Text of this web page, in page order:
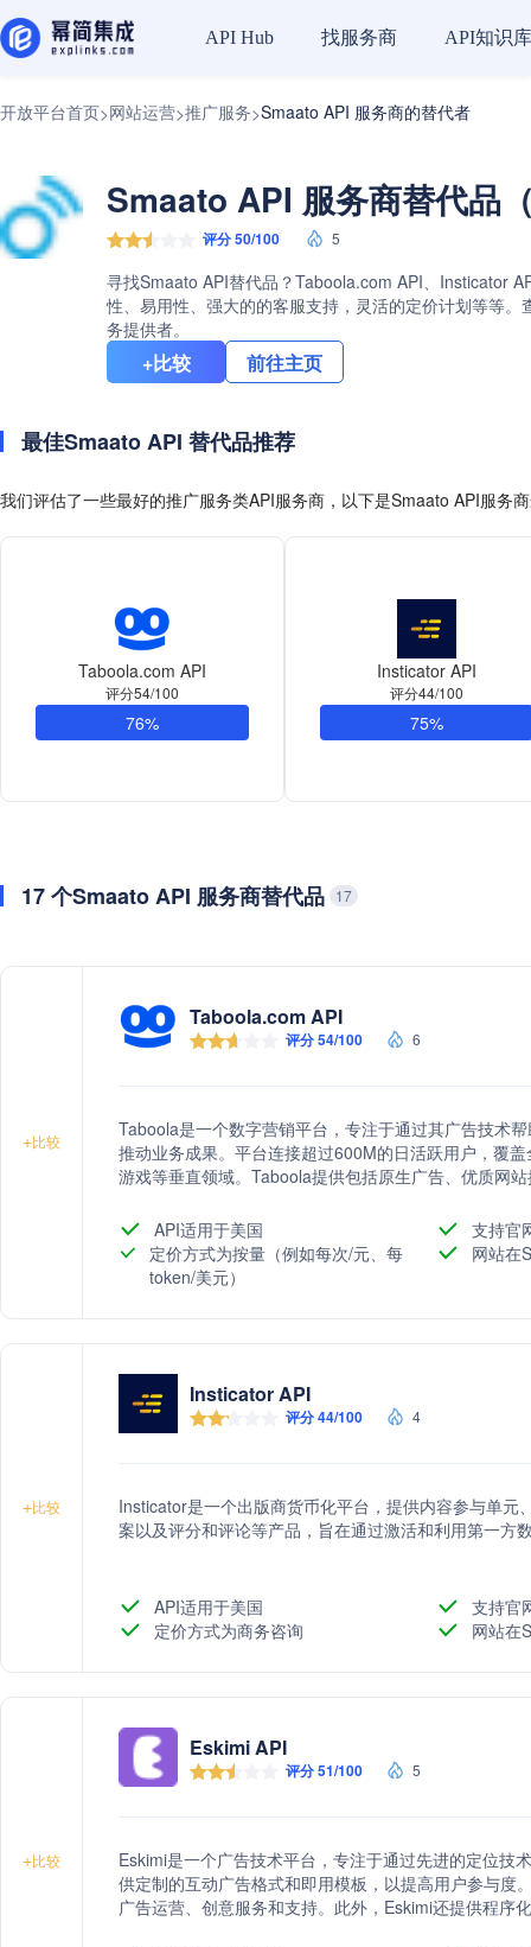
API Hub 找服务商 API知识库
开放平台首页>网站运营>推广服务>Smaato API 服务商的替代者
Smaato API 服务商替代品
评分 50/100 5
寻找Smaato API替代品？Taboola.com API、Insticator
性、易用性、强大的的客服支持，灵活的定价计划等等
务提供者。
+比较 前往主页
最佳Smaato API 替代品推荐
我们评估了一些最好的推广服务类API服务商，以下是Smaato API服务
Taboola.com API
评分54/100
76%
Insticator API
评分44/100
75%
17 个Smaato API 服务商替代品 17
+比较
Taboola.com API
评分 54/100 6
Taboola是一个数字营销平台，专注于通过其广告技术
推动业务成果。平台连接超过600M的日活跃用户，覆
游戏等垂直领域。Taboola提供包括原生广告、优质网
API适用于美国
支持官
定价方式为按量（例如每次/元、每
token/美元）
网站在
+比较
Insticator API
评分 44/100 4
Insticator是一个出版商货币化平台，提供内容参与单
案以及评分和评论等产品，旨在通过激活和利用第一方
API适用于美国
支持官
定价方式为商务咨询
网站在
+比较
Eskimi API
评分 51/100 5
Eskimi是一个广告技术平台，专注于通过先进的定位技
供定制的互动广告格式和即用模板，以提高用户参与度
广告运营、创意服务和支持。此外，Eskimi还提供程序